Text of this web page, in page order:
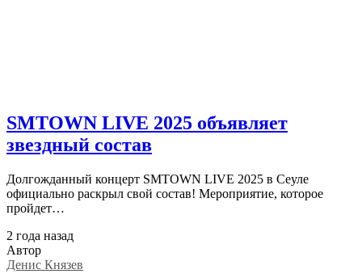
SMTOWN LIVE 2025 объявляет
звездный состав
Долгожданный концерт SMTOWN LIVE 2025 в Сеуле
официально раскрыл свой состав! Мероприятие, которое
пройдет…
2 года назад
Автор
Денис Князев